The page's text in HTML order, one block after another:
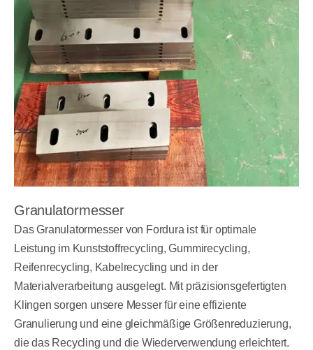
Granulatormesser
Das Granulatormesser von Fordura ist für optimale
Leistung im Kunststoffrecycling, Gummirecycling,
Reifenrecycling, Kabelrecycling und in der
Materialverarbeitung ausgelegt. Mit präzisionsgefertigten
Klingen sorgen unsere Messer für eine effiziente
Granulierung und eine gleichmäßige Größenreduzierung,
die das Recycling und die Wiederverwendung erleichtert.